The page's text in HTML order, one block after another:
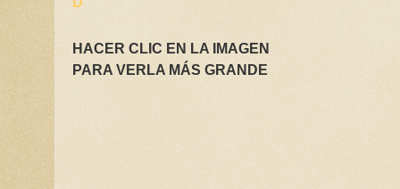
HACER CLIC EN LA IMAGEN
PARA VERLA MÁS GRANDE